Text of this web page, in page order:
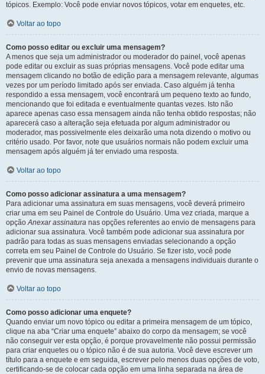
tópicos. Exemplo: Você pode enviar novos tópicos, votar em enquetes, etc.
Voltar ao topo
Como posso editar ou excluir uma mensagem?
A menos que seja um administrador ou moderador do painel, você apenas
pode editar ou excluir as suas próprias mensagens. Você pode editar uma
mensagem clicando no botão de edição para a mensagem relevante, algumas
vezes por um período limitado após ser enviada. Caso alguém já tenha
respondido a essa mensagem, você encontrará um pequeno texto ao fundo,
mencionando que foi editada e eventualmente quantas vezes. Isto não
aparece apenas caso essa mensagem ainda não tenha obtido respostas; não
aparecerá caso a alteração seja efetuada por algum administrador ou
moderador, mas possivelmente eles deixarão uma nota dizendo o motivo ou
critério usado. Por favor, note que usuários normais não podem excluir uma
mensagem após alguém já ter enviado uma resposta.
Voltar ao topo
Como posso adicionar assinatura a uma mensagem?
Para adicionar uma assinatura em suas mensagens, você deverá primeiro
criar uma em seu Painel de Controle do Usuário. Uma vez criada, marque a
opçãoAnexar assinatura nas opções referentes ao envio de mensagens para
adicionar sua assinatura. Você também pode adicionar sua assinatura por
padrão para todas as suas mensagens enviadas selecionando a opção
correta em seu Painel de Controle do Usuário. Se fizer isto, você pode
prevenir que uma assinatura seja anexada a mensagens individuais durante o
envio de novas mensagens.
Voltar ao topo
Como posso adicionar uma enquete?
Quando enviar um novo tópico ou editar a primeira mensagem de um tópico,
clique na aba “Criar uma enquete” abaixo do corpo da mensagem; se você
não conseguir ver esta opção, é porque provavelmente não possui permissão
para criar enquetes ou o tópico não é de sua autoria. Você deve escrever um
título para a enquete e em seguida, escrever pelo menos duas opções de voto,
certificando-se de colocar cada opção em uma linha separada na área de